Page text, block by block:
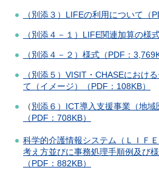
（別添３）LIFEの利用について（
（別添４－１）LIFE関連加算の様
（別添４－２）様式（PDF：
（別添５）VISIT・CHASEにおけ
て（イメージ）（PDF：108KB）
（別添６）ICT導入支援事業（地域
（PDF：708KB）
科学的介護情報システム（ＬＩＦ
考え方並びに事務処理手順例及び
（PDF：882KB）